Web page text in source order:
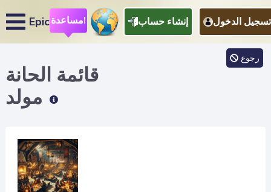
Epic مساعدة! إنشاء حساب تسجيل الدخول
قائمة الحانة
رجوع